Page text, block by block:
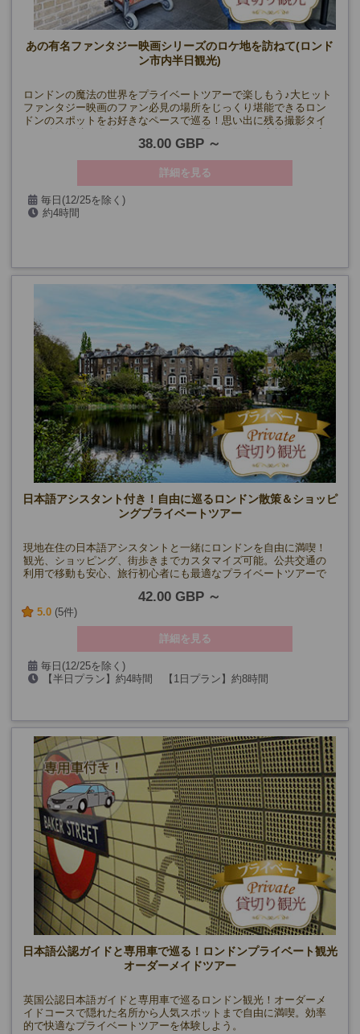
あの有名ファンタジー映画シリーズのロケ地を訪ねて(ロンド
ン市内半日観光)
ロンドンの魔法の世界をプライベートツアーで楽しもう♪大ヒット
ファンタジー映画のファン必見の場所をじっくり堪能できるロン
ドンのスポットをお好きなペースで巡る！思い出に残る撮影タイ
りにも最適なプライベートツアーです。
38.00 GBP
詳細を見る
毎日(12/25を除く)
約4時間
日本語アシスタント付き！自由に巡るロンドン散策＆ショッピ
ングプライベートツアー
現地在住の日本語アシスタントと一緒にロンドンを自由に満喫！
観光、ショッピング、街歩きまでカスタマイズ可能。公共交通の
利用で移動も安心、旅行初心者にも最適なプライベートツアーで
42.00 GBP
5.0 (5件)
詳細を見る
毎日(12/25を除く)
【半日プラン】約4時間 【1日プラン】約8時間
日本語公認ガイドと専用車で巡る！ロンドンプライベート観光
オーダーメイドツアー
英国公認日本語ガイドと専用車で巡るロンドン観光！オーダーメ
イドコースで隠れた名所から人気スポットまで自由に満喫。効率
的で快適なプライベートツアーを体験しよう。